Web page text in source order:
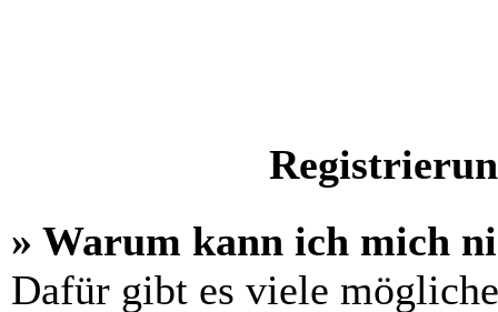
» Warum kann ich mich
Dafür gibt es viele